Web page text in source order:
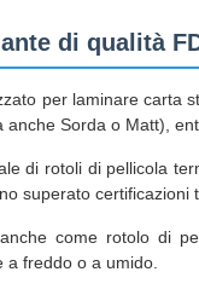
di qualità
per laminare carta
Sorda o Matt),
di rotoli di pellicola
superato certificazioni
come rotolo di
freddo o a umido.